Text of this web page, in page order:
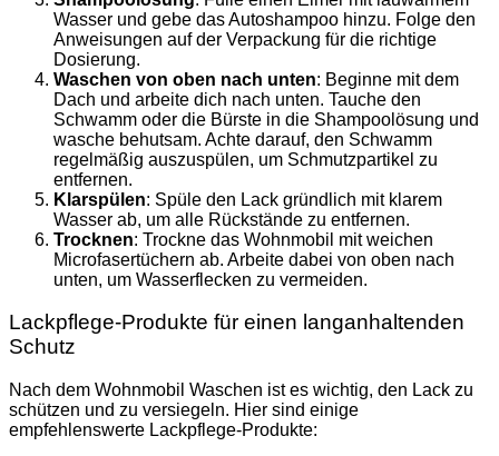
Wasser und gebe das Autoshampoo hinzu. Folge den
Anweisungen auf der Verpackung für die richtige
Dosierung.
Waschen von oben nach unten: Beginne mit dem
Dach und arbeite dich nach unten. Tauche den
Schwamm oder die Bürste in die Shampoolösung und
wasche behutsam. Achte darauf, den Schwamm
regelmäßig auszuspülen, um Schmutzpartikel zu
entfernen.
Klarspülen: Spüle den Lack gründlich mit klarem
Wasser ab, um alle Rückstände zu entfernen.
Trocknen: Trockne das Wohnmobil mit weichen
Microfasertüchern ab. Arbeite dabei von oben nach
unten, um Wasserflecken zu vermeiden.
Lackpflege-Produkte für einen langanhaltenden
Schutz
Nach dem Wohnmobil Waschen ist es wichtig, den Lack zu
schützen und zu versiegeln. Hier sind einige
empfehlenswerte Lackpflege-Produkte: